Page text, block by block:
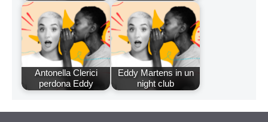
Antonella Clerici
perdona Eddy
Eddy Martens in un
night club